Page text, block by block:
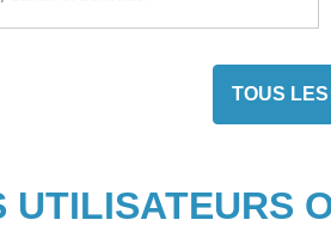
TOUS
UTILISATEURS